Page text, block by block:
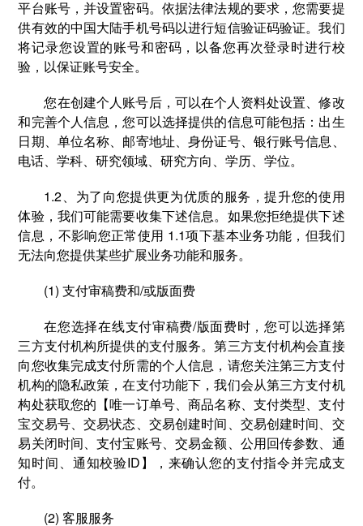
平台账号，并设置密码。依据法律法规的要求，您需要提
供有效的中国大陆手机号码以进行短信验证码验证。我们
将记录您设置的账号和密码，以备您再次登录时进行校
验，以保证账号安全。
您在创建个人账号后，可以在个人资料处设置、修改
和完善个人信息，您可以选择提供的信息可能包括：出生
日期、单位名称、邮寄地址、身份证号、银行账号信息、
电话、学科、研究领域、研究方向、学历、学位。
1.2、为了向您提供更为优质的服务，提升您的使用
体验，我们可能需要收集下述信息。如果您拒绝提供下述
信息，不影响您正常使用 1.1项下基本业务功能，但我们
无法向您提供某些扩展业务功能和服务。
(1) 支付审稿费和/或版面费
在您选择在线⽀付审稿费/版面费时，您可以选择第
三方支付机构所提供的⽀付服务。第三方支付机构会直接
向您收集完成支付所需的个人信息，请您关注第三方支付
机构的隐私政策，在支付功能下，我们会从第三方支付机
构处获取您的【唯一订单号、商品名称、支付类型、支付
宝交易号、交易状态、交易创建时间、交易创建时间、交
易关闭时间、支付宝账号、交易金额、公用回传参数、通
知时间、通知校验ID】，来确认您的支付指令并完成支
付。
(2) 客服服务